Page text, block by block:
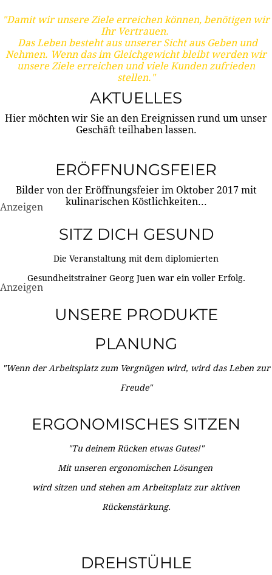
"Damit wir unsere Ziele erreichen können, benötigen wir
Ihr Vertrauen.
Das Leben besteht aus unserer Sicht aus Geben und
Nehmen. Wenn das im Gleichgewicht bleibt werden wir
unsere Ziele erreichen und viele Kunden zufrieden
stellen."
AKTUELLES
Hier möchten wir Sie an den Ereignissen rund um unser
Geschäft teilhaben lassen.
ERÖFFNUNGSFEIER
Bilder von der Eröffnungsfeier im Oktober 2017 mit
kulinarischen Köstlichkeiten...
Anzeigen
SITZ DICH GESUND
Die Veranstaltung mit dem diplomierten
Gesundheitstrainer Georg Juen war ein voller Erfolg.
Anzeigen
UNSERE PRODUKTE
PLANUNG
"Wenn der Arbeitsplatz zum Vergnügen wird, wird das Leben zur
Freude"
ERGONOMISCHES SITZEN
"Tu deinem Rücken etwas Gutes!"
Mit unseren ergonomischen Lösungen
wird sitzen und stehen am Arbeitsplatz zur aktiven
Rückenstärkung.
DREHSTÜHLE